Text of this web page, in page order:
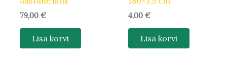
79,00€
Lisa korvi
4,00€
Lisa korvi